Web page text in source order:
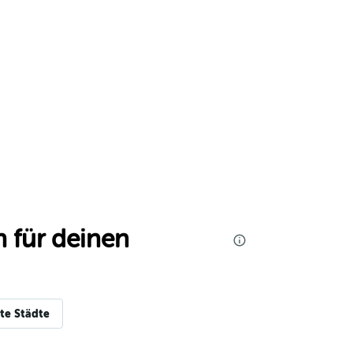
für deinen
Städte